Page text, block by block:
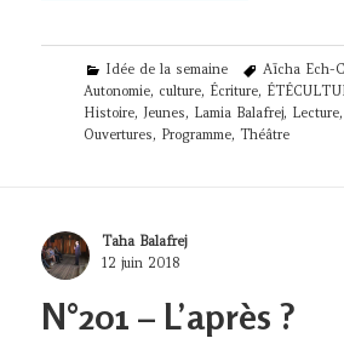
Categories
Idée de la semaine Tags
Aïcha Ech-
Autonomie, culture, Écriture,
Histoire, Jeunes, Lamia Balafrej, Lecture,
Ouvertures, Programme, Théâtre
Author
Taha Balafrej
Posted
12 juin 2018
N°201 – L’après ?